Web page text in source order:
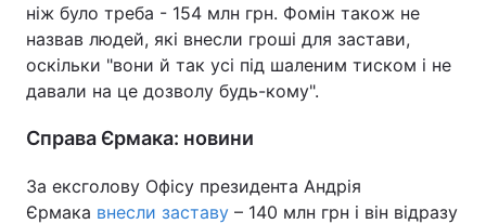
ніж було треба - 154 млн грн. Фомін також не
назвав людей, які внесли гроші для застави,
оскільки "вони й так усі під шаленим тиском і не
давали на це дозволу будь-кому".
Справа Єрмака: новини
За ексголову Офісу президента Андрія
Єрмака внесли заставу – 140 млн грн і він відразу